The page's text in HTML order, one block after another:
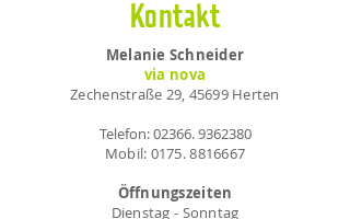
Kontakt
Melanie Schneider
via nova
Zechenstraße 29, 45699 Herten
Telefon:02366. 9362380
Mobil: 0175. 8816667
Öffnungszeiten
Dienstag - Sonntag